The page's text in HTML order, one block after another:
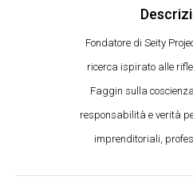
Fondatore di Seity
ricerca ispirato alle
Faggin sulla
responsabilità e verità
imprenditoriali,